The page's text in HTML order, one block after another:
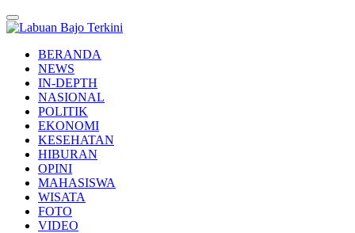
Labuan Bajo Terkini
Aktual & Berimbang
BERANDA
NEWS
IN-DEPTH
NASIONAL
POLITIK
EKONOMI
KESEHATAN
HIBURAN
OPINI
MAHASISWA
WISATA
FOTO
VIDEO